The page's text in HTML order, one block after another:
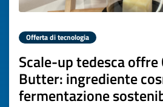
Offerta di tecnologia
Scale-up tedesca offre
Butter: ingrediente
fermentazione